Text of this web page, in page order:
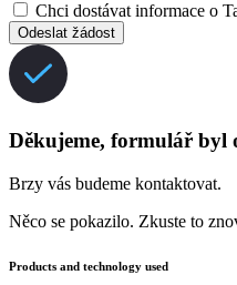
Chci dostávat informace o
Odeslat žádost
Děkujeme, formulář byl
Brzy vás budeme kontaktovat.
Něco se pokazilo. Zkuste to
Products and technology used